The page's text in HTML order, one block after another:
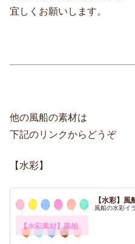
宜しくお願いします。
他の風船の素材は
下記のリンクからどうぞ
【水彩】
【水彩】
風船の水彩イ